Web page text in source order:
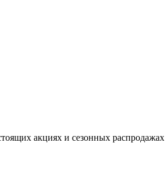
акциях и сезонных распродажах